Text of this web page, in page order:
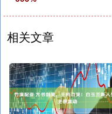
相关文章